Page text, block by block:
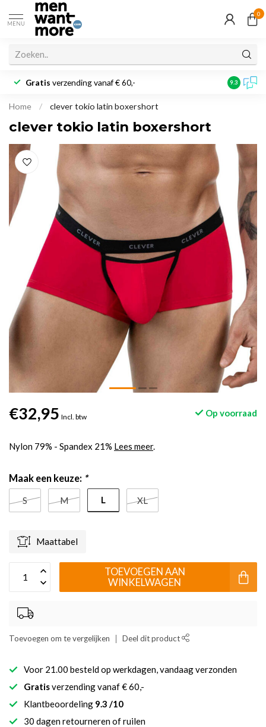
MENU
0
Gratis verzending vanaf € 60,- 9.3
Home / clever tokio latin boxershort
clever tokio latin boxershort
€32,95 Incl. btw Op voorraad
Nylon 79% - Spandex 21% Lees meer.
Maak een keuze: *
S M L XL
Maattabel
TOEVOEGEN AAN
WINKELWAGEN
Toevoegen om te vergelijken Deel dit product
Voor 21.00 besteld op werkdagen, vandaag verzonden
Gratisverzending vanaf € 60,-
Klantbeoordeling 9.3 /10
30 dagen retourneren of ruilen